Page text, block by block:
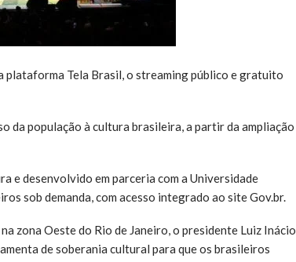
plataforma Tela Brasil, o streaming público e gratuito
da população à cultura brasileira, a partir da ampliação
e desenvolvido em parceria com a Universidade
sob demanda, com acesso integrado ao site Gov.br.
zona Oeste do Rio de Janeiro, o presidente Luiz Inácio
de soberania cultural para que os brasileiros